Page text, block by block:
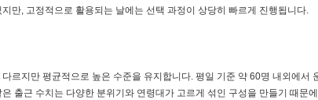
만, 고정적으로 활용되는 날에는 선택 과정이 상당히 빠르게 진행됩니다.
르지만 평균적으로 높은 수준을 유지합니다. 평일 기준 약 60명 내외에서
출근 수치는 다양한 분위기와 연령대가 고르게 섞인 구성을 만들기 때문